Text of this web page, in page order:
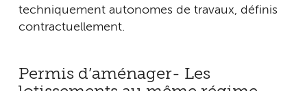
techniquement autonomes de travaux, définis
contractuellement.
Permis d’aménager- Les